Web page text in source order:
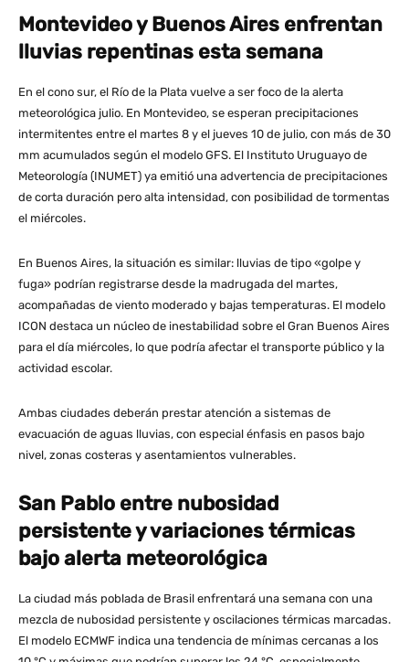
Montevideo y Buenos Aires enfrentan
lluvias repentinas esta semana
En el cono sur, el Río de la Plata vuelve a ser foco de la alerta
meteorológica julio. En Montevideo, se esperan precipitaciones
intermitentes entre el martes 8 y el jueves 10 de julio, con más de 30
mm acumulados según el modelo GFS. El Instituto Uruguayo de
Meteorología (INUMET) ya emitió una advertencia de precipitaciones
de corta duración pero alta intensidad, con posibilidad de tormentas
el miércoles.
En Buenos Aires, la situación es similar: lluvias de tipo «golpe y
fuga» podrían registrarse desde la madrugada del martes,
acompañadas de viento moderado y bajas temperaturas. El modelo
ICON destaca un núcleo de inestabilidad sobre el Gran Buenos Aires
para el día miércoles, lo que podría afectar el transporte público y la
actividad escolar.
Ambas ciudades deberán prestar atención a sistemas de
evacuación de aguas lluvias, con especial énfasis en pasos bajo
nivel, zonas costeras y asentamientos vulnerables.
San Pablo entre nubosidad
persistente y variaciones térmicas
bajo alerta meteorológica
La ciudad más poblada de Brasil enfrentará una semana con una
mezcla de nubosidad persistente y oscilaciones térmicas marcadas.
El modelo ECMWF indica una tendencia de mínimas cercanas a los